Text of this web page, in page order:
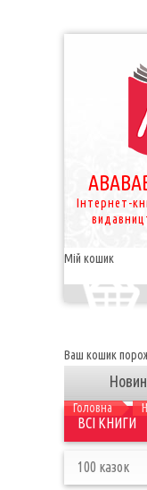
Інтернет-
Мій кошик
Ваш кошик
Головна
ВСІ КНИГИ
100 казок